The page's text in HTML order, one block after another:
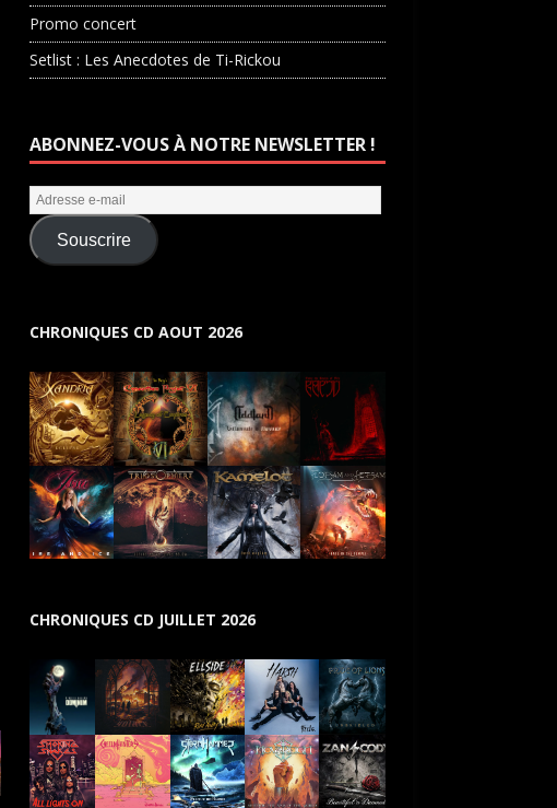
Promo concert
Setlist : Les Anecdotes de Ti-Rickou
ABONNEZ-VOUS À NOTRE NEWSLETTER !
Souscrire
CHRONIQUES CD AOUT 2026
CHRONIQUES CD JUILLET 2026